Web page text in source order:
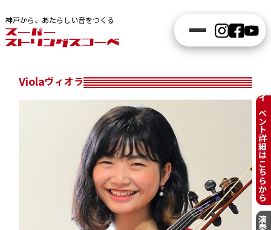
神戸から、あたらしい音をつくる
Violaヴィオラ
イベント詳細はこちらから